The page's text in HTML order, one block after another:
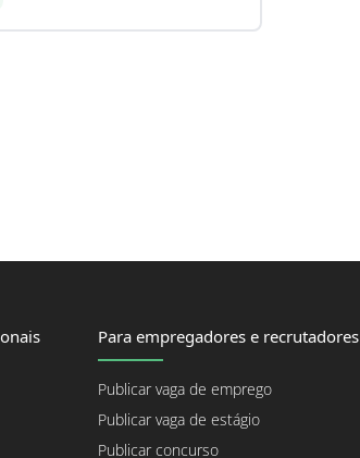
Para empregadores e recrutadores
Publicar vaga de emprego
Publicar vaga de estágio
Publicar concurso